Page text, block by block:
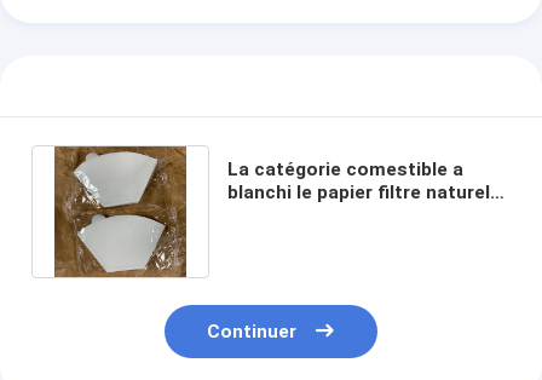
La catégorie comestible a
blanchi le papier filtre naturel
Continuer